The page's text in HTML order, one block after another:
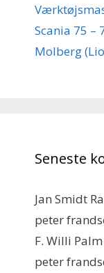
Scania 75 –
Molberg
Seneste
Jan Smidt
peter
F. Willi Palm
peter